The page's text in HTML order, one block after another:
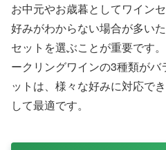
お中元やお歳暮としてワイン
好みがわからない場合が多い
セットを選ぶことが重要です
ークリングワインの3種類が
ットは、様々な好みに対応で
して最適です。